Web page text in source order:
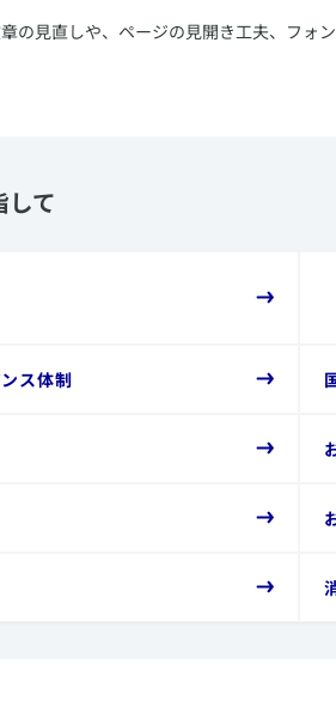
の見直しや、ページの見開き工夫、フォ
て
ス体制